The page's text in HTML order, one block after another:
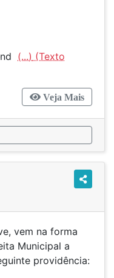
(...)
Veja Mais
vem na forma
Municipal a
providência: